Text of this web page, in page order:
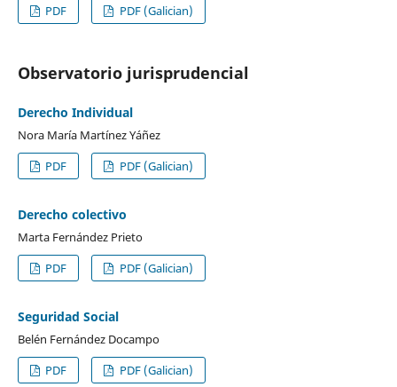
PDF
PDF (Galician)
Observatorio jurisprudencial
Derecho Individual
Nora María Martínez Yáñez
PDF
PDF (Galician)
Derecho colectivo
Marta Fernández Prieto
PDF
PDF (Galician)
Seguridad Social
Belén Fernández Docampo
PDF
PDF (Galician)